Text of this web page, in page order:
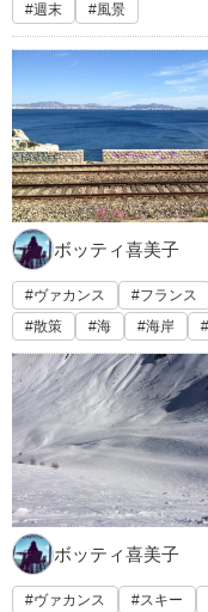
週末
風景
ボッティ喜美子
ヴァカンス フランス
散策
海 海岸
ボッティ喜美子
ヴァカンス スキー